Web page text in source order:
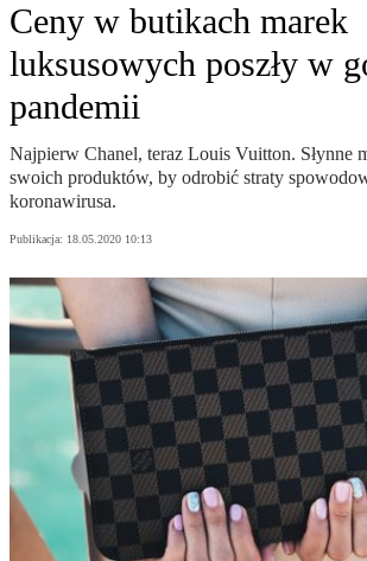
Ceny w butikach marek
luksusowych poszły w
pandemii
Najpierw Chanel, teraz Louis Vuitton. Słynne
swoich produktów, by odrobić straty
koronawirusa.
Publikacja: 18.05.2020 10:13